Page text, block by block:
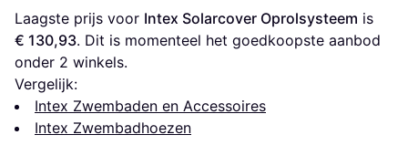
Laagste prijs voor Intex Solarcover Oprolsysteem
€ 130,93. Dit is momenteel het goedkoopste aanbod
onder 2 winkels.
Vergelijk:
Intex Zwembaden en Accessoires
Intex Zwembadhoezen